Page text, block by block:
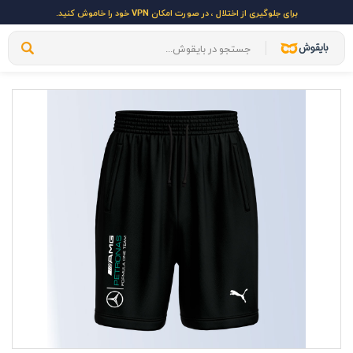
برای جلوگیری از اختلال ، در صورت امکان VPN خود را خاموش کنید.